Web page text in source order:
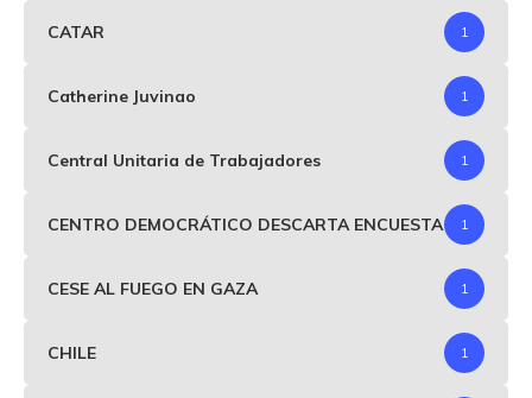
CATAR 1
Catherine Juvinao 1
Central Unitaria de Trabajadores 1
CENTRO DEMOCRÁTICO DESCARTA ENCUESTA 1
CESE AL FUEGO EN GAZA 1
CHILE 1